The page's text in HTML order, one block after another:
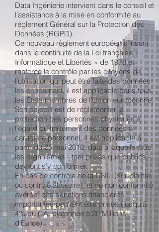
Data Ingénierie intervient dans le conseil et
l'assistance à la mise en conformité au
règlement Général sur la Protection des
Données (RGPD).
Ce nouveau règlement européen s’inscrit
dans la continuité de la Loi française «
Informatique et Libertés » de 1978 et
renforce le contrôle par les citoyens de
l’utilisation qui peut être faite des données
les concernant, il est applicable dans tous
les États membres de l’Union européenne.
Son objectif est de règlementer la
protection des personnes physiques à
l’égard du traitement des données à
caractère personnel, Il est applicable à
partir du 25 mai 2018, date à laquelle tous
les organismes - tant privés que publics -
devront s’y conformer.
En cas de contrôle de la CNIL (sur plainte
ou contrôle aléatoire), et de non conformité
avérée, des sanctions financières
importantes peuvent être prises (jusqu'à
4% du CA, plafonnée à 20 Millions
d'Euros).